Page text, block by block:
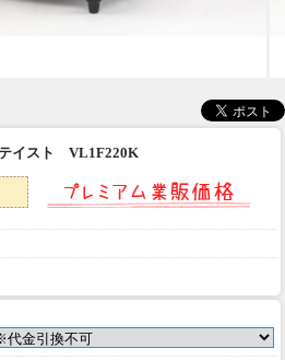
テイスト VL1F220K